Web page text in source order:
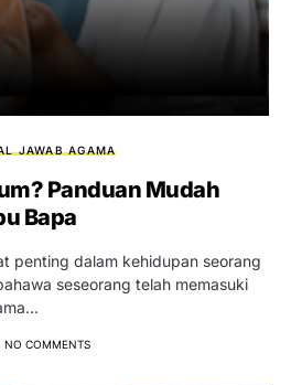
JAWAB AGAMA
Panduan Mudah
Bapa
penting dalam kehidupan seorang
seseorang telah memasuki
NO COMMENTS